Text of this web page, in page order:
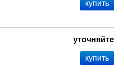
уточняйте